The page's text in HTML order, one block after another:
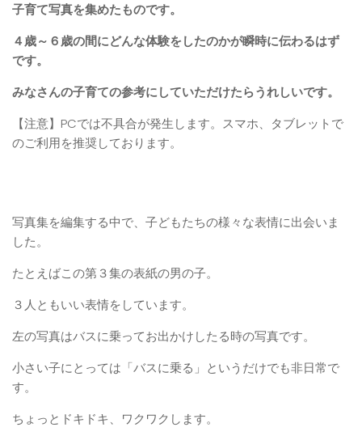
子育て写真を集めたものです。
４歳～６歳の間にどんな体験をしたのかが瞬時に伝わるはず
です。
みなさんの子育ての参考にしていただけたらうれしいです。
【注意】PCでは不具合が発生します。スマホ、タブレットで
のご利用を推奨しております。
写真集を編集する中で、子どもたちの様々な表情に出会いま
した。
たとえばこの第３集の表紙の男の子。
３人ともいい表情をしています。
左の写真はバスに乗ってお出かけしたる時の写真です。
小さい子にとっては「バスに乗る」というだけでも非日常で
す。
ちょっとドキドキ、ワクワクします。